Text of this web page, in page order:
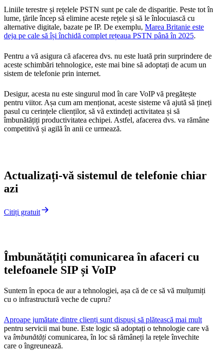
Liniile terestre și rețelele PSTN sunt pe cale de dispariție. Peste tot în
lume, țările încep să elimine aceste rețele și să le înlocuiască cu
alternative digitale, bazate pe IP. De exemplu, Marea Britanie este
deja pe cale să își închidă complet rețeaua PSTN până în 2025.
Pentru a vă asigura că afacerea dvs. nu este luată prin surprindere de
aceste schimbări tehnologice, este mai bine să adoptați de acum un
sistem de telefonie prin internet.
Desigur, acesta nu este singurul mod în care VoIP vă pregătește
pentru viitor. Așa cum am menționat, aceste sisteme vă ajută să țineți
pasul cu cerințele clienților, să vă extindeți activitatea și să
îmbunătățiți productivitatea echipei. Astfel, afacerea dvs. va rămâne
competitivă și agilă în anii ce urmează.
Actualizați-vă sistemul de telefonie chiar
azi
Citiți gratuit
Îmbunătățiți comunicarea în afaceri cu
telefoanele SIP și VoIP
Suntem în epoca de aur a tehnologiei, așa că de ce să vă mulțumiți
cu o infrastructură veche de cupru?
Aproape jumătate dintre clienți sunt dispuși să plătească mai mult
pentru servicii mai bune. Este logic să adoptați o tehnologie care vă
va îmbunătăți comunicarea, în loc să rămâneți la rețele învechite
care o îngreunează.